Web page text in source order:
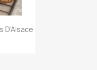
D'Alsace